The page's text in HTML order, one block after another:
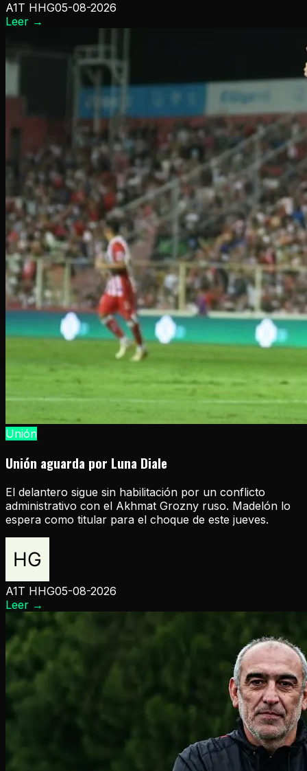
A1T HHG05-08-2026
Leer →
Unión
Unión aguarda por Luna Diale
El delantero sigue sin habilitación por un conflicto
administrativo con el Akhmat Grozny ruso. Madelón lo
espera como titular para el choque de este jueves.
A1T HHG05-08-2026
Leer →